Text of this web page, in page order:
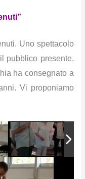
Uno spettacolo
pubblico presente.
ha consegnato a
Vi proponiamo